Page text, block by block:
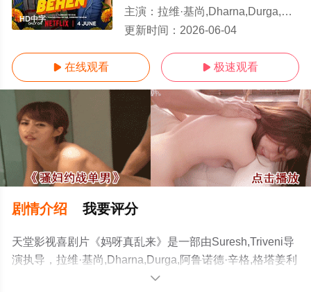
HD中字
主演： 拉维·基尚,Dharna,Durga,阿鲁诺德·辛格,格塔姜利·库尔卡尼,特里
更新时间： 2026-06-04
 在线观看  极速观看
剧情介绍 我要评分
天堂影视喜剧片《妈呀真乱来》是一部由Suresh,Triveni导
演执导，拉维·基尚,Dharna,Durga,阿鲁诺德·辛格,格塔姜利
·库尔卡尼,特里普蒂·迪姆里,玛杜丽·迪克西
